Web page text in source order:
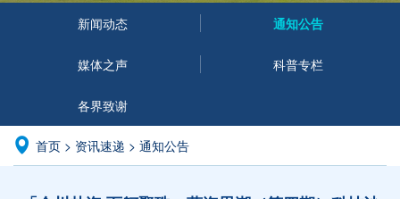
新闻动态 通知公告
媒体之声 科普专栏
各界致谢
首页 > 资讯速递 > 通知公告